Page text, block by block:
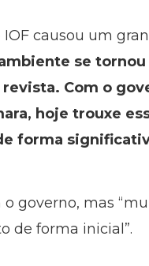
causou um
se
Com o
hoje trouxe
forma
governo, mas
de forma inicial”.